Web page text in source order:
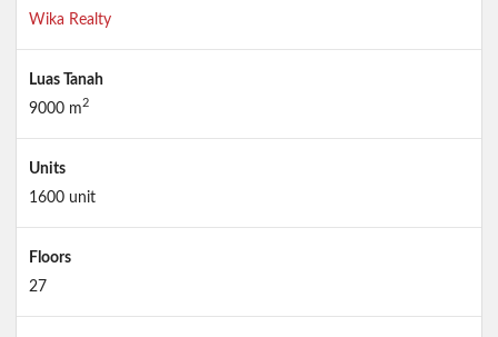
Wika Realty
Luas Tanah
9000 m2
Units
1600 unit
Floors
27